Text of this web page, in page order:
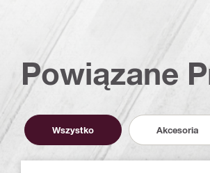
Powiązane
Wszystko Akcesoria